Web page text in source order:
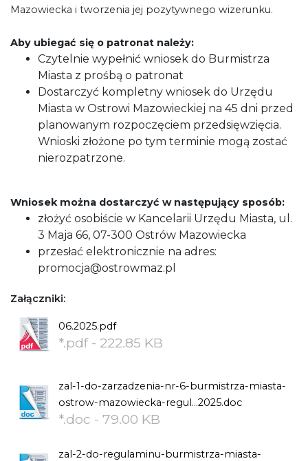
Mazowiecka i tworzenia jej pozytywnego wizerunku.
Aby ubiegać się o patronat należy:
Czytelnie wypełnić wniosek do Burmistrza
Miasta z prośbą o patronat
Dostarczyć kompletny wniosek do Urzędu
Miasta w Ostrowi Mazowieckiej na 45 dni przed
planowanym rozpoczęciem przedsięwzięcia.
Wnioski złożone po tym terminie mogą zostać
nierozpatrzone.
Wniosek można dostarczyć w następujący sposób:
złożyć osobiście w Kancelarii Urzędu Miasta, ul.
3 Maja 66, 07-300 Ostrów Mazowiecka
przesłać elektronicznie na adres:
promocja@ostrowmaz.pl
Załączniki:
06.2025.pdf
*.pdf - 222.85 KB
zal-1-do-zarzadzenia-nr-6-burmistrza-miasta-
ostrow-mazowiecka-regul...2025.doc
*.doc - 79.00 KB
zal-2-do-regulaminu-burmistrza-miasta-